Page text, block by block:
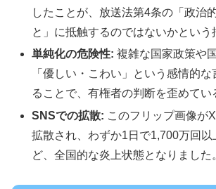
したことが、放送法第4条の「政治
と」に抵触するのではないかという
単純化の危険性: 複雑な国家政策や
「優しい・こわい」という感情的な
ることで、有権者の判断を歪めてい
SNSでの拡散: このフリップ画像が
拡散され、わずか1日で1,700万回以
ど、全国的な炎上状態となりました